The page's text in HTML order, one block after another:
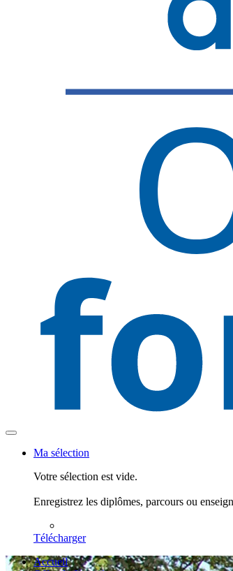
Ma sélection
Votre sélection est vide.
Enregistrez les diplômes, parcours ou
Télécharger
Accueil